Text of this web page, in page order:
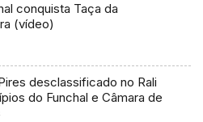
conquista Taça da
Madeira (vídeo)
desclassificado no Rali
do Funchal e Câmara de